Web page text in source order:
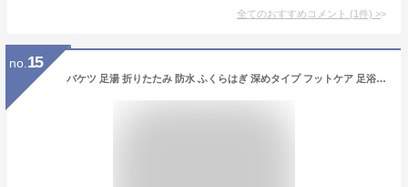
全てのおすすめコメント (1件) >
no. 15
バケツ 足湯 折りたたみ 防水 ふくらはぎ 深めタイプ フットケア 足浴器 膝上 足湯バッグ コンパクト 保温 簡易バケツ 大容量 防災 入院 洗濯 フットバスケット 足湯 角質除去 健康